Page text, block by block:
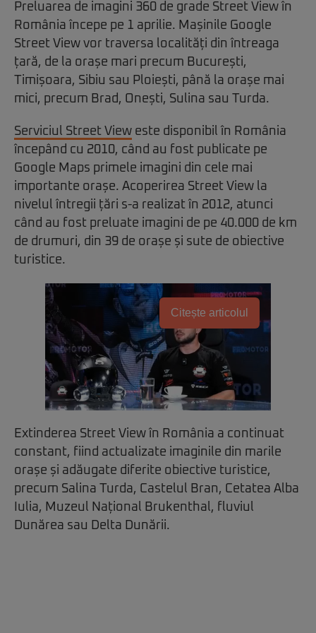
Preluarea de imagini 360 de grade Street View în
România începe pe 1 aprilie. Mașinile Google
Street View vor traversa localități din întreaga
țară, de la orașe mari precum București,
Timișoara, Sibiu sau Ploiești, până la orașe mai
mici, precum Brad, Onești, Sulina sau Turda.
Serviciul Street View este disponibil în România
începând cu 2010, când au fost publicate pe
Google Maps primele imagini din cele mai
importante orașe. Acoperirea Street View la
nivelul întregii țări s-a realizat în 2012, atunci
când au fost preluate imagini de pe 40.000 de km
de drumuri, din 39 de orașe și sute de obiective
turistice.
Citește articolul
Extinderea Street View în România a continuat
constant, fiind actualizate imaginile din marile
orașe și adăugate diferite obiective turistice,
precum Salina Turda, Castelul Bran, Cetatea Alba
Iulia, Muzeul Național Brukenthal, fluviul
Dunărea sau Delta Dunării.